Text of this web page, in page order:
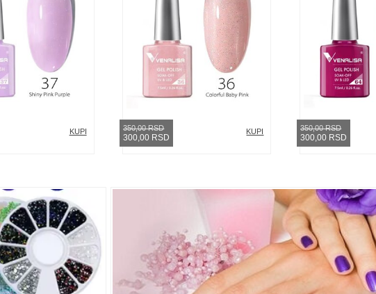
KUPI KUPI
350,00 RSD
300,00 RSD
350,00 RSD
300,00 RSD